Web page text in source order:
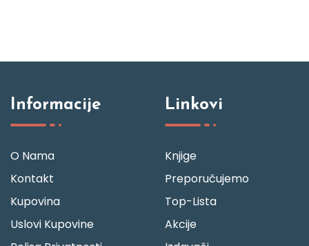
Informacije
O Nama
Kontakt
Kupovina
Uslovi Kupovine
Linkovi
Knjige
Preporučujemo
Top-Lista
Akcije